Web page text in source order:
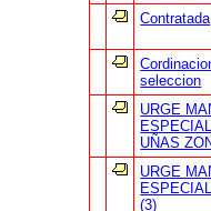
Contratada
seleccion
URGE
UÑAS
URGE
(3)